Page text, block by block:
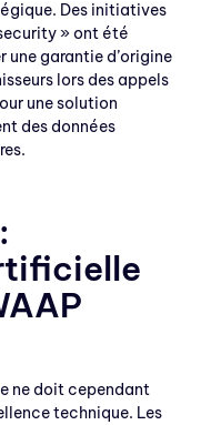
Des initiatives
» ont été
garantie d’origine
lors des appels
une solution
des données
ne doit cependant
technique. Les